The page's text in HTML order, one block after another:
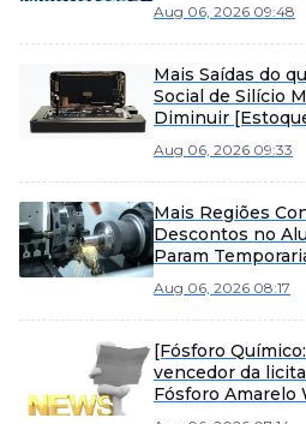
Brief
Aug 06, 2026 09:48
Mais Saídas do
Social de Silício
Diminuir
Aug 06, 2026 09:33
Mais Regiões
Descontos no
Param
Aug 06, 2026 08:17
[Fósforo
vencedor da
Fósforo Amarelo